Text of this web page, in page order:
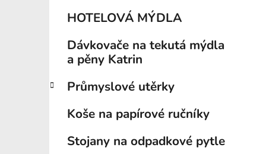
HOTELOVÁ MÝDLA
Dávkovače na tekutá mýdla
a pěny Katrin
Průmyslové utěrky
Koše na papírové ručníky
Stojany na odpadkové pytle